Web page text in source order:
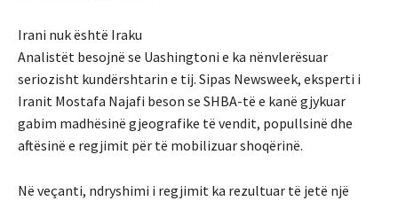
Irani nuk është Iraku
Analistët besojnë se Uashingtoni e ka nënvlerësuar
seriozisht kundërshtarin e tij. Sipas Newsweek, eksperti i
Iranit Mostafa Najafi beson se SHBA-të e kanë gjykuar
gabim madhësinë gjeografike të vendit, popullsinë dhe
aftësinë e regjimit për të mobilizuar shoqërinë.
Në veçanti, ndryshimi i regjimit ka rezultuar të jetë një